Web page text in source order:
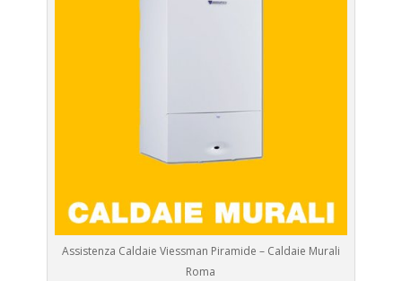
Assistenza Caldaie Viessman Piramide – Caldaie Murali
Roma